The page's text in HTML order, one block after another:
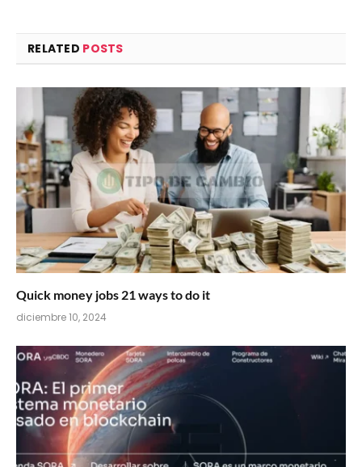
RELATED POSTS
Quick money jobs 21 ways to do it
diciembre 10, 2024